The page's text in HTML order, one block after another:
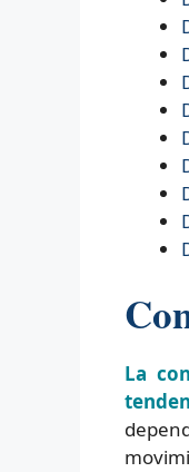
La